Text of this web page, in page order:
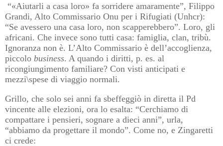
“«Aiutarli a casa loro» fa sorridere amaramente”, Filippo
Grandi, Alto Commissario Onu per i Rifugiati (Unhcr):
“Se avessero una casa loro, non scapperebbero”. Loro, gli
africani. Che invece sono tutti casa: famiglia, clan, tribù.
Ignoranza non è. L’Alto Commissario è dell’accoglienza,
piccolo business. A quando i diritti, p. es. al
ricongiungimento familiare? Con visti anticipati e
mezzi\spese di viaggio normali.
Grillo, che solo sei anni fa sbeffeggiò in diretta il Pd
vincente alle elezioni, ora lo esalta: “Cerchiamo di
compattare i pensieri, sognare a dieci anni”, urla,
“abbiamo da progettare il mondo”. Come no, e Zingaretti
ci crede: